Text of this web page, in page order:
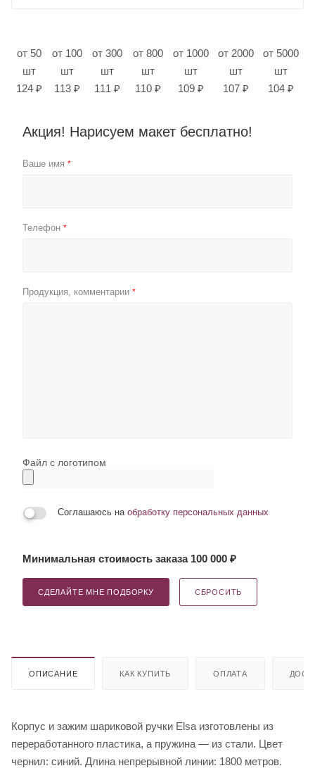
от 50
шт
124 ₽
от 100
шт
113 ₽
от 300
шт
111 ₽
от 800
шт
110 ₽
от 1000
шт
109 ₽
от 2000
шт
107 ₽
от 5000
шт
104 ₽
Акция! Нарисуем макет бесплатно!
Ваше имя *
Телефон *
Продукция, комментарии *
Файл с логотипом
Соглашаюсь на обработку персональных данных
Минимальная стоимость заказа 100 000 ₽
СДЕЛАЙТЕ МНЕ ПОДБОРКУ СБРОСИТЬ
ОПИСАНИЕ КАК КУПИТЬ ОПЛАТА
Корпус и зажим шариковой ручки Elsa изготовлены из
переработанного пластика, а пружина — из стали. Цвет
чернил: синий. Длина непрерывной линии: 1800 метров.